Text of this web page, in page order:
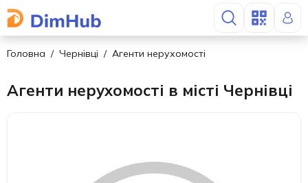
Головна Чернівці Агенти нерухомості
Агенти нерухомості в місті Чернівці